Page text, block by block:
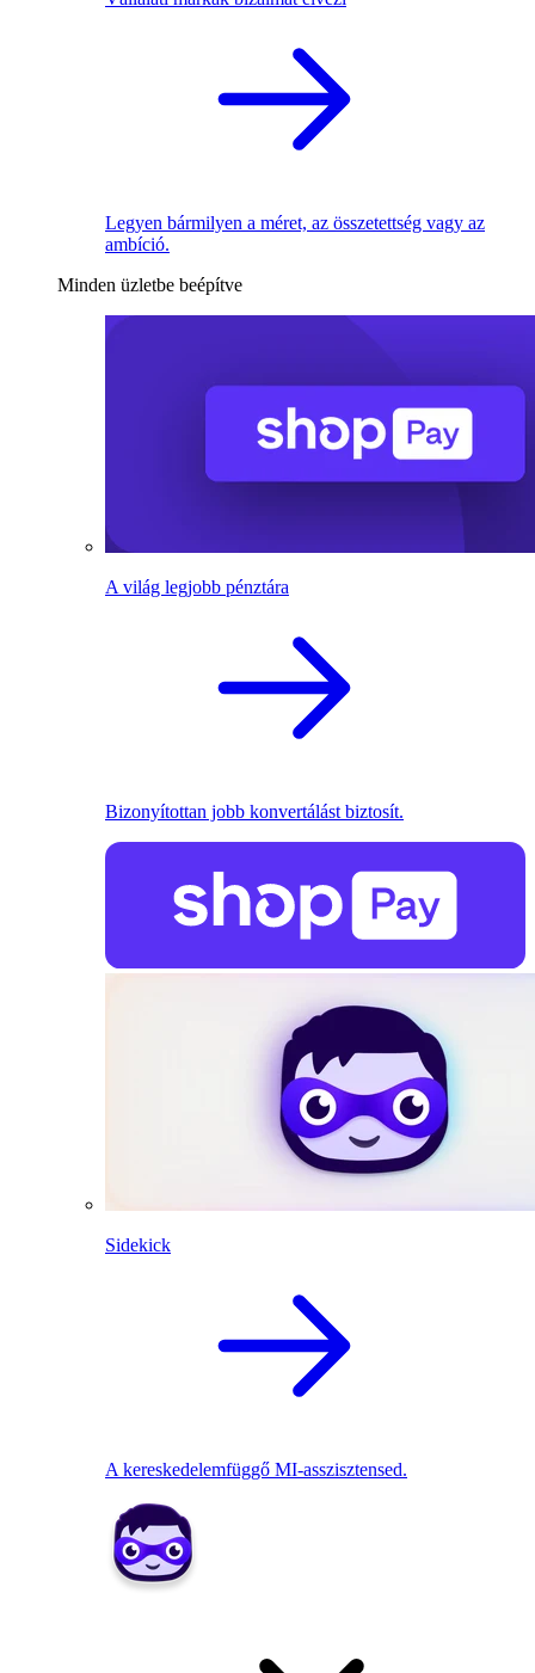
Legyen bármilyen a méret, az összetettség vagy az
ambíció.
Minden üzletbe beépítve
A világ legjobb pénztára
Bizonyítottan jobb konvertálást biztosít.
Sidekick
A kereskedelemfüggő MI-asszisztensed.